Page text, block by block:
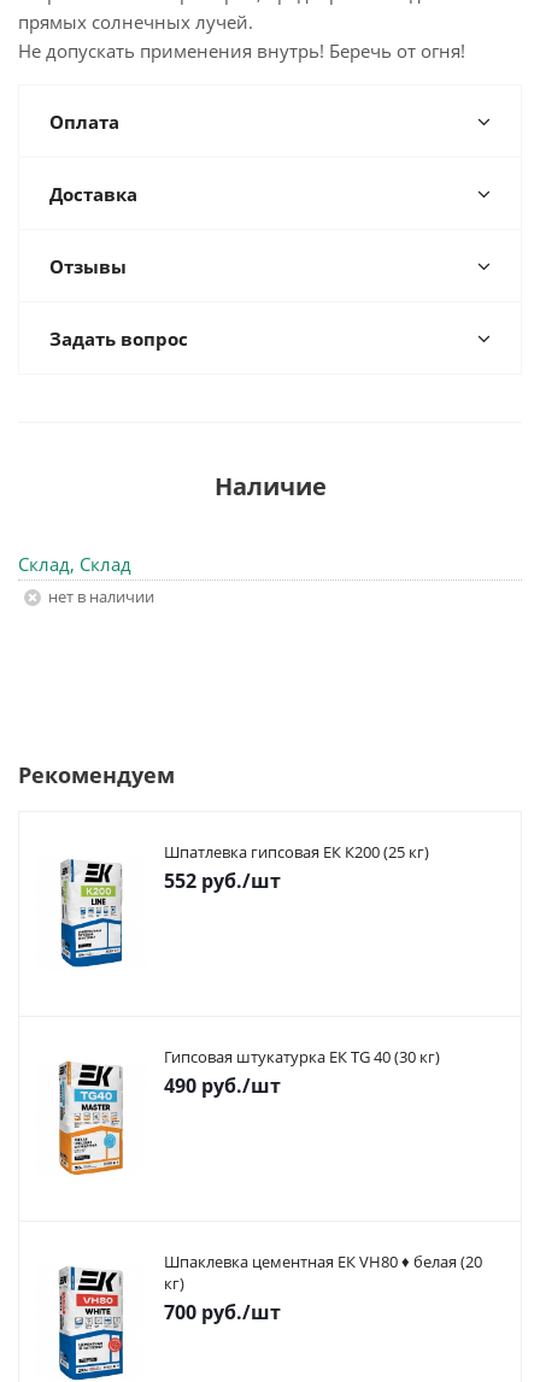
прямых солнечных лучей.
Не допускать применения внутрь! Беречь от огня!
Оплата
Доставка
Отзывы
Задать вопрос
Наличие
Склад, Склад
Нет в наличии
Рекомендуем
Шпатлевка гипсовая ЕК К200 (25 кг)
552 руб./шт
Гипсовая штукатурка ЕК TG 40 (30 кг)
490 руб./шт
Шпаклевка цементная ЕК VH80 ♦ белая (20
кг)
700 руб./шт